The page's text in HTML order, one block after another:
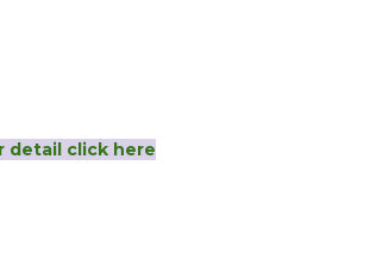
detail click here